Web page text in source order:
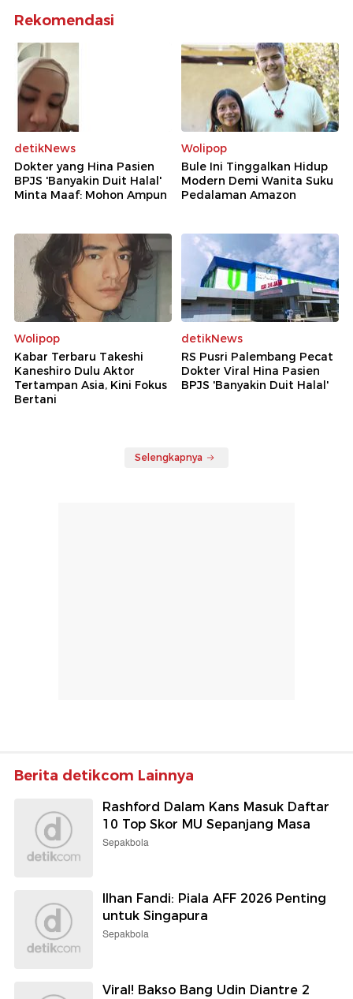
Rekomendasi
detikNews
Dokter yang Hina Pasien
BPJS 'Banyakin Duit Halal'
Minta Maaf: Mohon Ampun
Wolipop
Bule Ini Tinggalkan Hidup
Modern Demi Wanita Suku
Pedalaman Amazon
Wolipop
Kabar Terbaru Takeshi
Kaneshiro Dulu Aktor
Tertampan Asia, Kini Fokus
Bertani
detikNews
RS Pusri Palembang Pecat
Dokter Viral Hina Pasien
BPJS 'Banyakin Duit Halal'
Selengkapnya
Berita detikcom Lainnya
Rashford Dalam Kans Masuk Daftar
10 Top Skor MU Sepanjang Masa
Sepakbola
Ilhan Fandi: Piala AFF 2026 Penting
untuk Singapura
Sepakbola
Viral! Bakso Bang Udin Diantre 2